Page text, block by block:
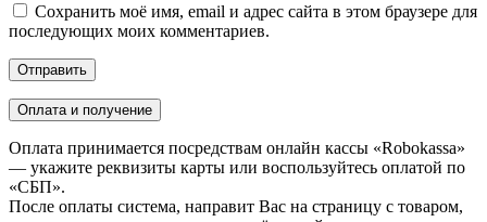
Сохранить моё имя, email и адрес сайта в этом браузере для
последующих моих комментариев.
Оплата и получение
Оплата принимается посредствам онлайн кассы «Robokassa»
— укажите реквизиты карты или воспользуйтесь оплатой по
«СБП».
После оплаты система, направит Вас на страницу с товаром,